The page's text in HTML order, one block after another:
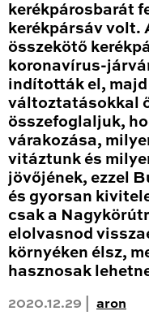
kerékpárosbarát
kerékpársáv volt.
összekötő
koronavírus-
indították el,
változtatásokkal
összefoglaljuk,
várakozása,
vitáztunk és
jövőjének, ezzel
és gyorsan
csak a
elolvasnod
környéken élsz,
hasznosak
2020.12.29 | aron